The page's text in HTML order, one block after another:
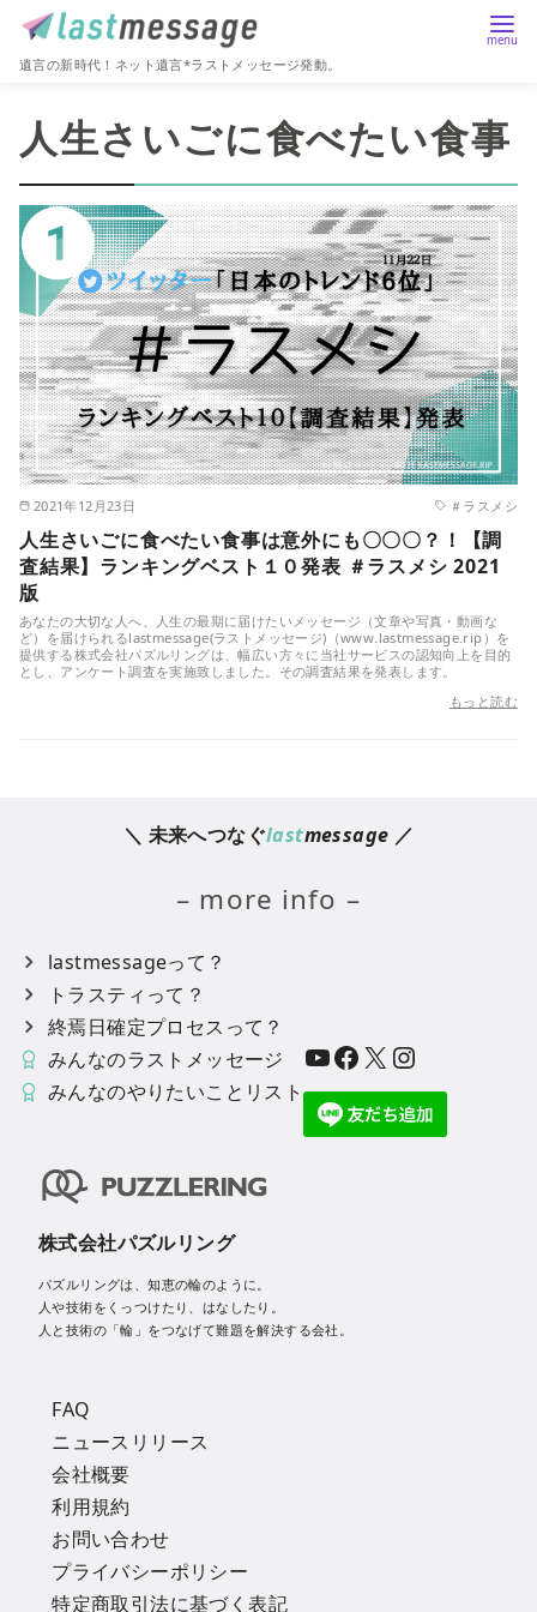
遺言の新時代！ネット遺言*ラストメッセージ発動。
人生さいごに食べたい食事
2021年12月23日 ＃ラスメシ
人生さいごに食べたい食事は意外にも〇〇〇？！【調
査結果】ランキングベスト１０発表 ＃ラスメシ 2021
版
あなたの大切な人へ、人生の最期に届けたいメッセージ（文章や写真・動画な
ど）を届けられるlastmessage(ラストメッセージ)（www.lastmessage.rip）を
提供する株式会社パズルリングは、幅広い方々に当社サービスの認知向上を目的
とし、アンケート調査を実施致しました。その調査結果を発表します。
もっと読む
＼ 未来へつなぐlastmessage ／
– more info –
lastmessageって？
トラスティって？
終焉日確定プロセスって？
みんなのラストメッセージ
みんなのやりたいことリスト
YouTube Facebook X Instagram
株式会社パズルリング
パズルリングは、知恵の輪のように。
人や技術をくっつけたり、はなしたり。
人と技術の「輪」をつなげて難題を解決する会社。
FAQ
ニュースリリース
会社概要
利用規約
お問い合わせ
プライバシーポリシー
特定商取引法に基づく表記